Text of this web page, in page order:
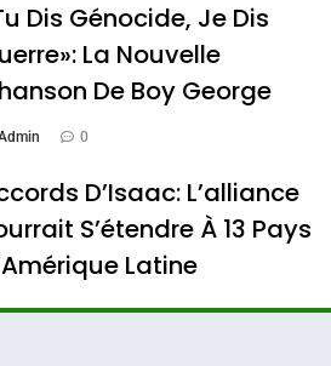
Dis Génocide, Je Dis
La Nouvelle
De Boy George
0
D’Isaac: L’alliance
S’étendre À 13 Pays
Latine
0